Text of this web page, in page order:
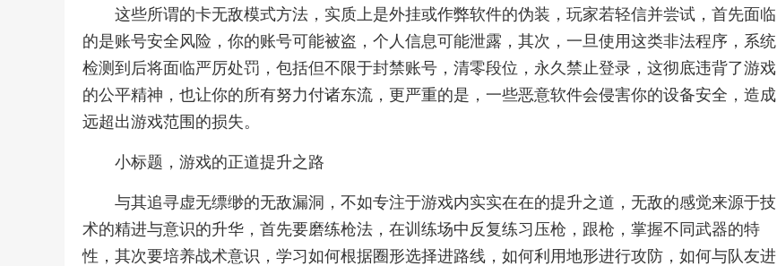
这些所谓的卡无敌模式方法，实质上是外挂或作弊软件的伪装，玩家若轻信并尝试，首先面临
的是账号安全风险，你的账号可能被盗，个人信息可能泄露，其次，一旦使用这类非法程序，系统
检测到后将面临严厉处罚，包括但不限于封禁账号，清零段位，永久禁止登录，这彻底违背了游戏
的公平精神，也让你的所有努力付诸东流，更严重的是，一些恶意软件会侵害你的设备安全，造成
远超出游戏范围的损失。
小标题，游戏的正道提升之路
与其追寻虚无缥缈的无敌漏洞，不如专注于游戏内实实在在的提升之道，无敌的感觉来源于技
术的精进与意识的升华，首先要磨练枪法，在训练场中反复练习压枪，跟枪，掌握不同武器的特
性，其次要培养战术意识，学习如何根据圈形选择进路线，如何利用地形进行攻防，如何与队友进